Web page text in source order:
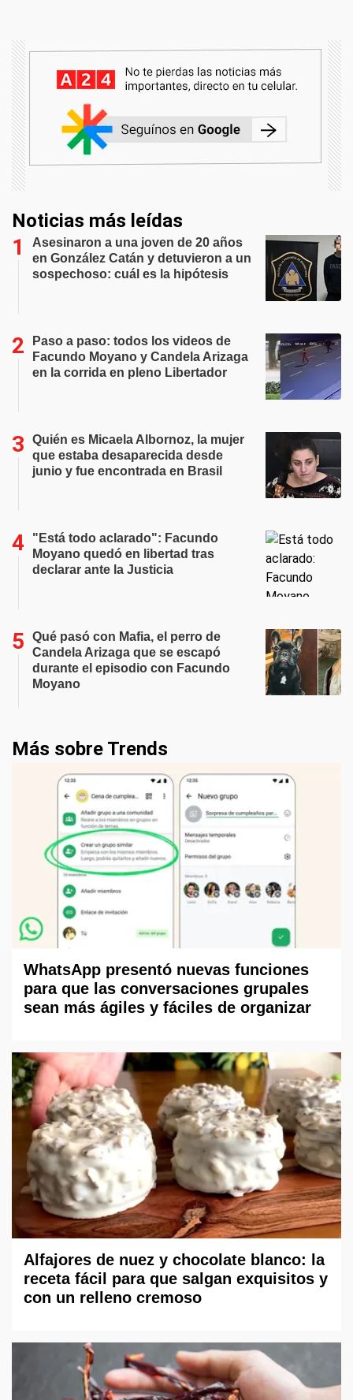
Noticias más leídas
Asesinaron a una joven de 20 años
en González Catán y detuvieron a un
sospechoso: cuál es la hipótesis
Paso a paso: todos los videos de
Facundo Moyano y Candela Arizaga
en la corrida en pleno Libertador
Quién es Micaela Albornoz, la mujer
que estaba desaparecida desde
junio y fue encontrada en Brasil
"Está todo aclarado": Facundo
Moyano quedó en libertad tras
declarar ante la Justicia
Qué pasó con Mafia, el perro de
Candela Arizaga que se escapó
durante el episodio con Facundo
Moyano
Más sobre Trends
WhatsApp presentó nuevas funciones
para que las conversaciones grupales
sean más ágiles y fáciles de organizar
Alfajores de nuez y chocolate blanco: la
receta fácil para que salgan exquisitos y
con un relleno cremoso